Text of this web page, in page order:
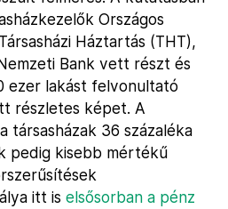
Országos
Háztartás (THT),
Bank vett részt és
ezer lakást felvonultató
részletes képet. A
társasházak 36 százaléka
pedig kisebb mértékű
itt is elsősorban a pénz